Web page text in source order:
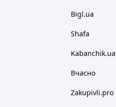
Bigl.ua
Shafa
Kabanchik.ua
Вчасно
Zakupivli.pro